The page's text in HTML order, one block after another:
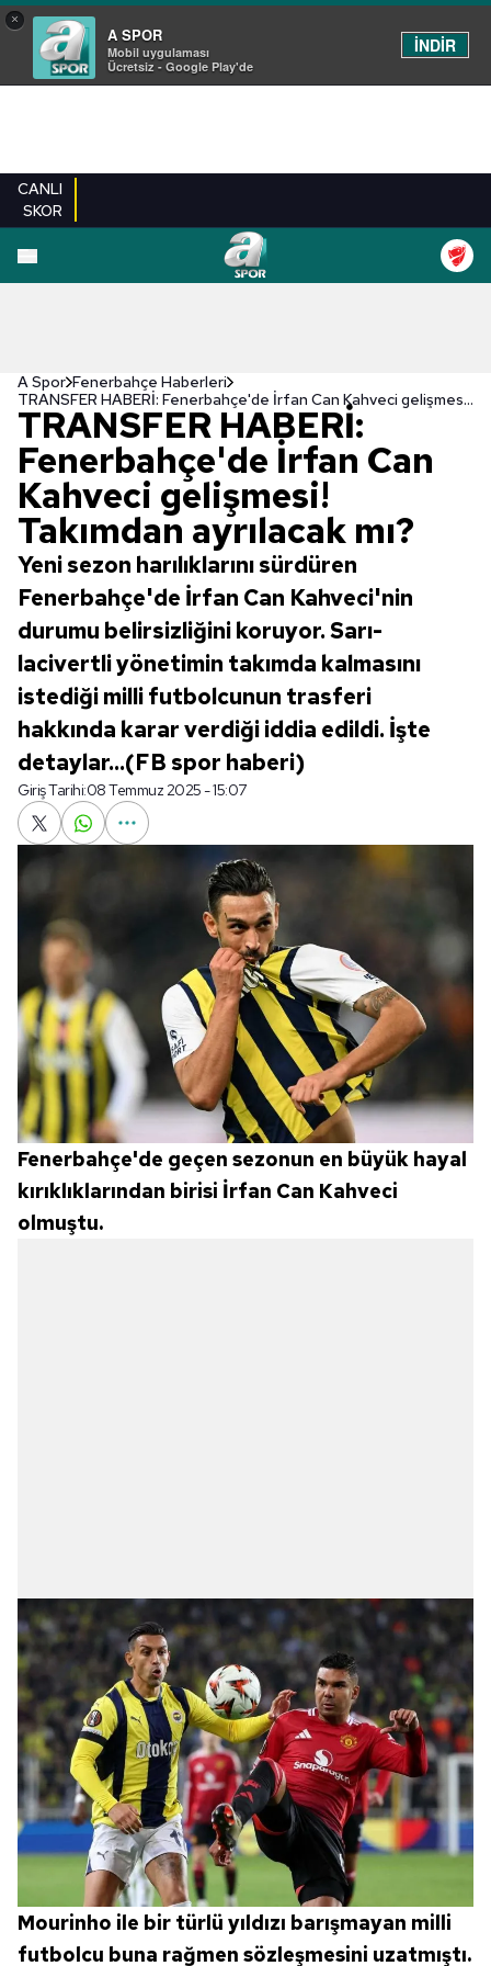
×
A SPOR
Mobil uygulaması
Ücretsiz - Google Play'de
İNDİR
CANLI
SKOR
A Spor Fenerbahçe Haberleri
TRANSFER HABERİ: Fenerbahçe'de İrfan Can Kahveci gelişmesi! Takımdan ayrılacak mı?
TRANSFER HABERİ:
Fenerbahçe'de İrfan Can
Kahveci gelişmesi!
Takımdan ayrılacak mı?
Yeni sezon harılıklarını sürdüren
Fenerbahçe'de İrfan Can Kahveci'nin
durumu belirsizliğini koruyor. Sarı-
lacivertli yönetimin takımda kalmasını
istediği milli futbolcunun trasferi
hakkında karar verdiği iddia edildi. İşte
detaylar...(FB spor haberi)
Giriş Tarihi:08 Temmuz 2025 - 15:07
Fenerbahçe'de geçen sezonun en büyük hayal
kırıklıklarından birisi İrfan Can Kahveci
olmuştu.
Mourinho ile bir türlü yıldızı barışmayan milli
futbolcu buna rağmen sözleşmesini uzatmıştı.